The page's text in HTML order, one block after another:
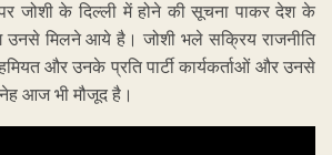
जोशी के दिल्ली में होने की सूचना पाकर देश के
उनसे मिलने आये है। जोशी भले सक्रिय राजनीति
और उनके प्रति पार्टी कार्यकर्ताओं और उनसे
आज भी मौजूद है।